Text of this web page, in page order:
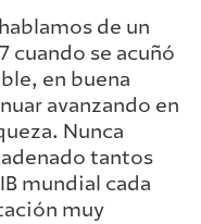
de un
cuando se acuñó
en buena
avanzando en
Nunca
tantos
mundial cada
muy